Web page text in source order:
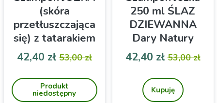
(skóra
przetłuszczająca
się) z tatarakiem
i kuklikiem 250ml
- Dary Natury
ziołowe wsparcie –
pozwól naturze zadbać o
równowagę skóry głowy z
Cena
42,40 złCena podstawowa
53,00 zł
Produkt
niedostępny
250 ml ŚLAZ
DZIEWANNA
Dary Natury
suche, zniszczone.
Cena
42,40 złCena
53,00 zł
Kupuję